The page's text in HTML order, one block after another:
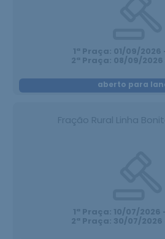
1ª Praça: 01/09/2026
2ª Praça: 08/09/2026
aberto para
Fração Rural Linha
1ª Praça: 10/07/2026
2ª Praça: 30/07/2026